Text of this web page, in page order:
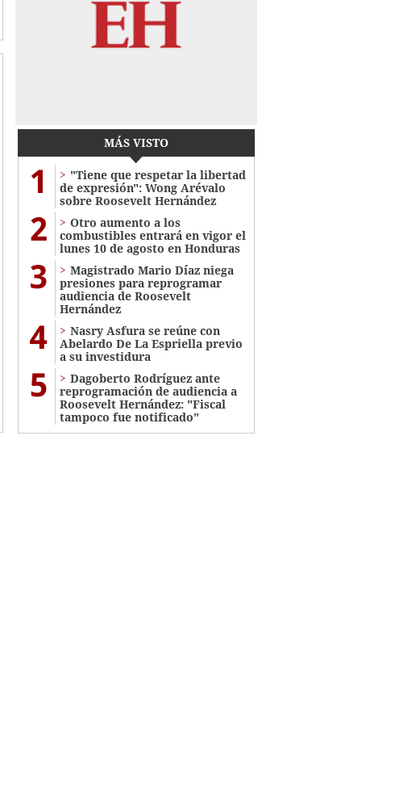
MÁS VISTO
1
"Tiene que respetar la libertad
de expresión": Wong Arévalo
sobre Roosevelt Hernández
2
Otro aumento a los
combustibles entrará en vigor el
lunes 10 de agosto en Honduras
3
Magistrado Mario Díaz niega
presiones para reprogramar
audiencia de Roosevelt
Hernández
4
Nasry Asfura se reúne con
Abelardo De La Espriella previo
a su investidura
5
Dagoberto Rodríguez ante
reprogramación de audiencia a
Roosevelt Hernández: "Fiscal
tampoco fue notificado"